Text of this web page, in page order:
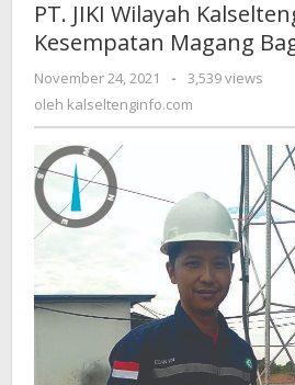
Kalselteng
Membuka
Kesempatan
Bagi
SMKN
PT. JIKI Wilayah
Kesempatan Magang
November 24, 2021
oleh
-
3,539 views
oleh kalseltenginfo.com